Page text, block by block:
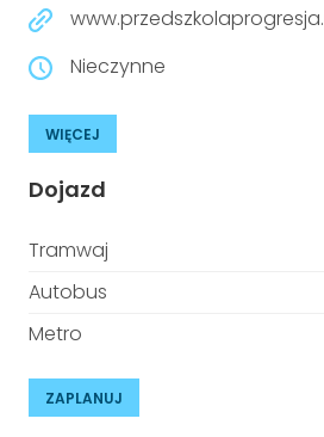
Nieczynne
WIĘCEJ
Dojazd
Tramwaj
Autobus
Metro
ZAPLANUJ